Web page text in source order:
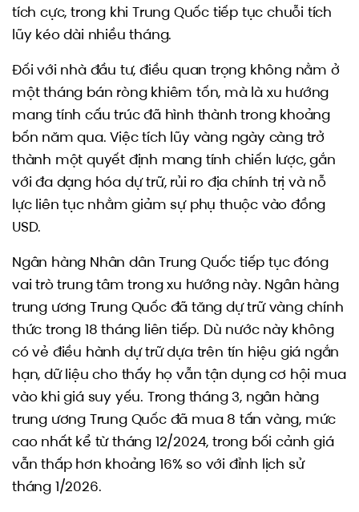
tích cực, trong khi Trung Quốc tiếp tục chuỗi tích
lũy kéo dài nhiều tháng.
Đối với nhà đầu tư, điều quan trọng không nằm ở
một tháng bán ròng khiêm tốn, mà là xu hướng
mang tính cấu trúc đã hình thành trong khoảng
bốn năm qua. Việc tích lũy vàng ngày càng trở
thành một quyết định mang tính chiến lược, gắn
với đa dạng hóa dự trữ, rủi ro địa chính trị và nỗ
lực liên tục nhằm giảm sự phụ thuộc vào đồng
USD.
Ngân hàng Nhân dân Trung Quốc tiếp tục đóng
vai trò trung tâm trong xu hướng này. Ngân hàng
trung ương Trung Quốc đã tăng dự trữ vàng chính
thức trong 18 tháng liên tiếp. Dù nước này không
có vẻ điều hành dự trữ dựa trên tín hiệu giá ngắn
hạn, dữ liệu cho thấy họ vẫn tận dụng cơ hội mua
vào khi giá suy yếu. Trong tháng 3, ngân hàng
trung ương Trung Quốc đã mua 8 tấn vàng, mức
cao nhất kể từ tháng 12/2024, trong bối cảnh giá
vẫn thấp hơn khoảng 16% so với đỉnh lịch sử
tháng 1/2026.